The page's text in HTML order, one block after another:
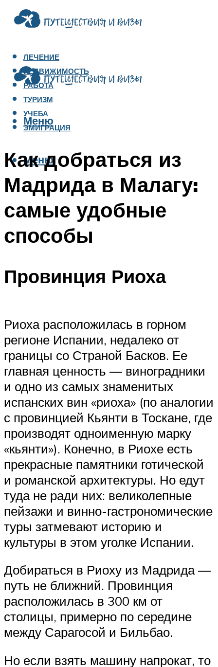
ЛЕЧЕНИЕ
НЕДВИЖИМОСТЬ
РАБОТА
ТУРИЗМ
УЧЕБА
ЭМИГРАЦИЯ
Меню
Меню
Как добраться из
Мадрида в Малагу:
самые удобные
способы
Провинция Риоха
Риоха расположилась в горном
регионе Испании, недалеко от
границы со Страной Басков. Ее
главная ценность — виноградники
и одно из самых знаменитых
испанских вин «риоха» (по аналогии
с провинцией Кьянти в Тоскане, где
производят одноименную марку
«кьянти»). Конечно, в Риохе есть
прекрасные памятники готической
и романской архитектуры. Но едут
туда не ради них: великолепные
пейзажи и винно-гастрономические
туры затмевают историю и
культуры в этом уголке Испании.
Добираться в Риоху из Мадрида —
путь не ближний. Провинция
расположилась в 300 км от
столицы, примерно по середине
между Сарагосой и Бильбао.
Но если взять машину напрокат, то